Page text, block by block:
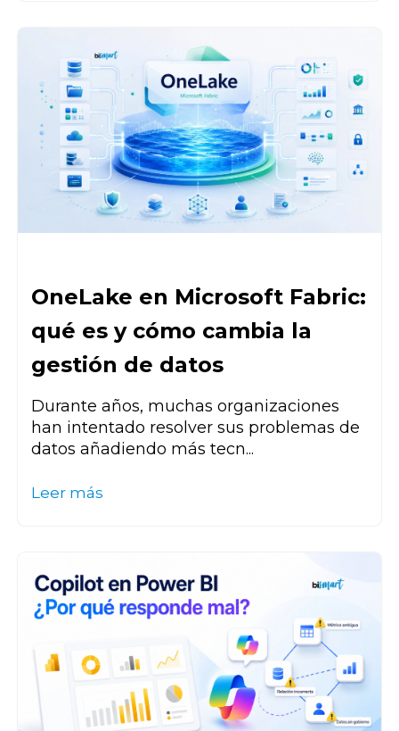
OneLake en Microsoft Fabric:
qué es y cómo cambia la
gestión de datos
Durante años, muchas organizaciones
han intentado resolver sus problemas de
datos añadiendo más tecn...
Leer más